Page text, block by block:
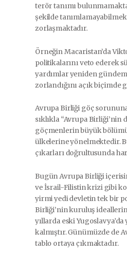
terör tanımı
şekilde
zorlaşmaktadır.
Örneğin Macaristan’da
politikalarını veto ederek
yardımlar yeniden
zorlandığını açık
Avrupa Birliği göç
sıklıkla “Avrupa Birliği’nin
göçmenlerin büyük
ülkelerine yönelmektedir.
çıkarları doğrultusunda
Bugün Avrupa Birliği
ve İsrail-Filistin krizi gibi
yirmi yedi devletin tek bir
Birliği’nin kuruluş
yıllarda eski
kalmıştır. Günümüzde de
tablo ortaya çıkmaktadır.